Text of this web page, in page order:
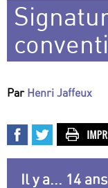
Par Henri Jaffeux
Il y a... 14 ans